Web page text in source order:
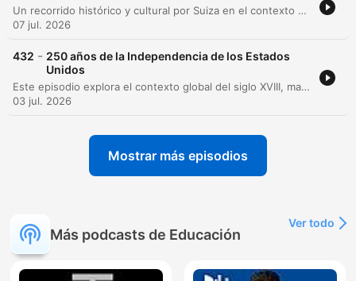
Un recorrido histórico y cultural por Suiza en el contexto de su enfrentamiento futbolístico contra Colombia. El episodio explora la formación de la confederación suiza a partir de sus cantones originales, su política de neutralidad perpetua establecida en 1815 y su papel fundamental en la creación de la Cruz Roja tras la batalla de Solferino. Se analizan elementos icónicos de la identidad suiza, desde su precisión en la relojería y la producción de chocolate, hasta sus leyendas como Guillermo Tell y Heidi. Asimismo, se examina la relación diplomática y comercial entre Suiza y Colombia, destacando el apoyo suizo a los procesos de paz en territorio colombiano. El contenido cierra con una breve reflexión sobre la solidez defensiva del equipo suizo de fútbol y el antecedente histórico del último encuentro entre ambas selecciones.
07 jul. 2026
432 - 250 años de la Independencia de los Estados
Unidos
Este episodio explora el contexto global del siglo XVIII, marcado por las revoluciones científica, política e industrial, y la circulación de ideas a través de la imprenta y los cafés. Se analiza cómo la Ilustración cuestionó el derecho divino mediante el contrato social de Rousseau y la separación de poderes de Montesquieu, sentando las bases para la autonomía de las trece colonias americanas. Asimismo, se detallan las causas de la Revolución Americana, desde la presión fiscal británica hasta el boicot del té, y la creación de la Declaración de Independencia. El análisis profundiza en las contradicciones históricas de este documento, que al proclamar derechos inalienables mantenía la esclavitud y excluía a mujeres e indígenas, dejando promesas abiertas que impulsaron movimientos posteriores como el abolicionismo y el sufragismo.
03 jul. 2026
Mostrar más episodios
Más podcasts de Educación
Ver todo